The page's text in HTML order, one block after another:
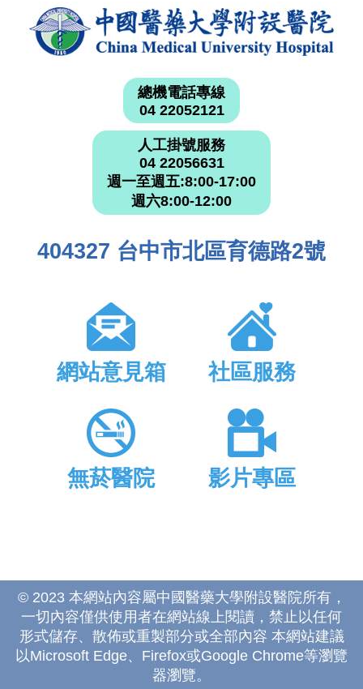
總機電話專線
04 22052121
人工掛號服務
04 22056631
週一至週五:8:00-17:00
週六8:00-12:00
404327 台中市北區育德路2號
網站意見箱 社區服務
無菸醫院 影片專區
© 2023 本網站內容屬中國醫藥大學附設醫院所有，
一切內容僅供使用者在網站線上閱讀，禁止以任何
形式儲存、散佈或重製部分或全部內容 本網站建議
以Microsoft Edge、Firefox或Google Chrome等瀏覽
器瀏覽。